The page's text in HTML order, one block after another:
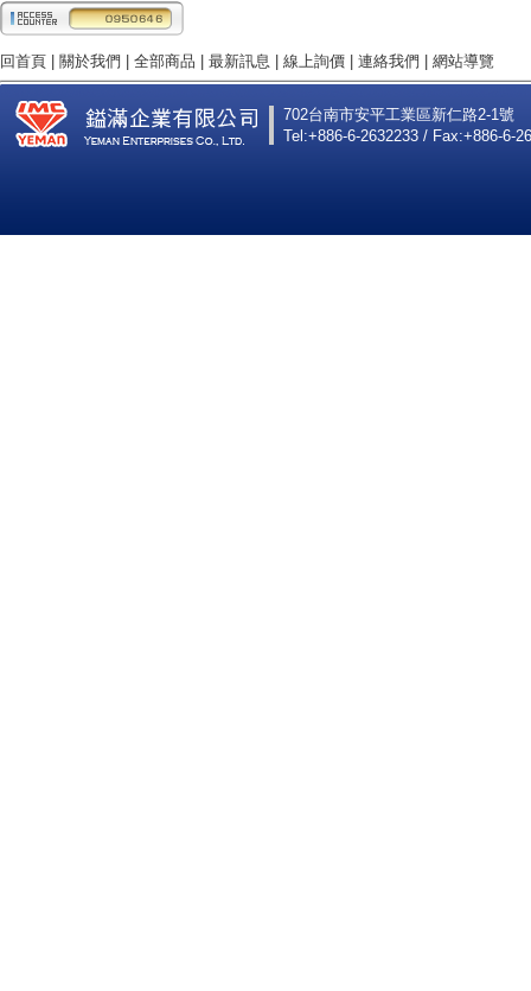
回首頁 | 關於我們 | 全部商品 | 最新訊息 | 線上詢價 | 連絡我們 | 網站導覽
702台南市安平工業區新仁路2-1號
Tel:+886-6-2632233 / Fax:+886-6-